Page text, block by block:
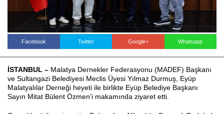
Facebook Twitter Google+ Whatsapp
İSTANBUL – Malatya Dernekler Federasyonu (MADEF) Başkanı
ve Sultangazi Belediyesi Meclis Üyesi Yılmaz Durmuş, Eyüp
Malatyalılar Derneği heyeti ile birlikte Eyüp Belediye Başkanı
Sayın Mitat Bülent Özmen’i makamında ziyaret etti.
İLETİŞİM
Haberin Doğru Adresi.